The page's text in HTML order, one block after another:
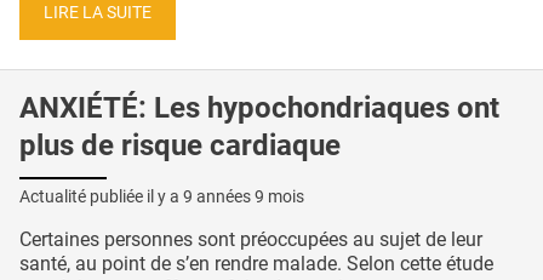
LIRE LA SUITE
ANXIÉTÉ: Les hypochondriaques ont
plus de risque cardiaque
Actualité publiée il y a 9 années 9 mois
Certaines personnes sont préoccupées au sujet de leur
santé, au point de s’en rendre malade. Selon cette étude